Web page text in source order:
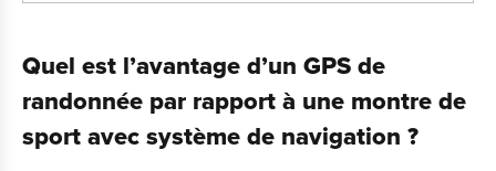
Quel est l’avantage d’un GPS de
randonnée par rapport à une montre de
sport avec système de navigation ?